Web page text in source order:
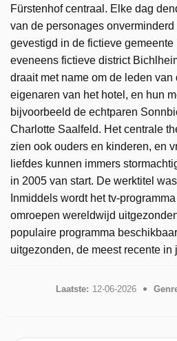
Fürstenhof centraal. Elke dag
van de personages
gevestigd in de fictieve
eveneens fictieve district
draait met name om de leden
eigenaren van het hotel, en hun
bijvoorbeeld de echtparen
Charlotte Saalfeld. Het centrale
zien ook ouders en kinderen, en
liefdes kunnen immers
in 2005 van start. De werktitel
Inmiddels wordt het tv-
omroepen wereldwijd
populaire programma
uitgezonden, de meest recente in
Laatste: 12-06-2026